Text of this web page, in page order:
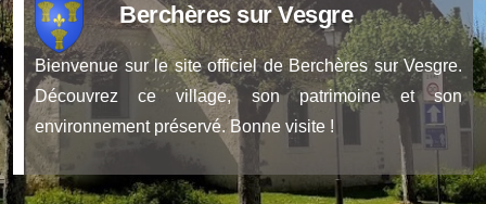
Berchères sur Vesgre
Bienvenue sur le site officiel de Berchères sur Vesgre.
Découvrez ce village, son patrimoine et son
environnement préservé. Bonne visite !